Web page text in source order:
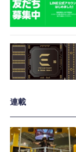
連載